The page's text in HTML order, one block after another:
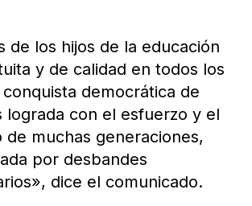
de los hijos de la educación
y de calidad en todos los
democrática de
lograda con el esfuerzo y el
de muchas generaciones,
por desbandes
dice el comunicado.